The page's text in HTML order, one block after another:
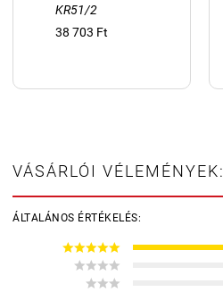
KR51/2
38 703 Ft
VÁSÁRLÓI VÉLEMÉNYEK:
ÁLTALÁNOS ÉRTÉKELÉS:


